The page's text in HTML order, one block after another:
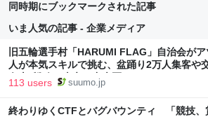
同時期にブックマークされた記事
いま人気の記事 - 企業メディア
旧五輪選手村「HARUMI FLAG」自治会が
人が本気スキルで挑む、盆踊り2万人集客や
向上”戦略 東京・中央区
113 users suumo.jp
終わりゆくCTFとバグバウンティ 「競技、